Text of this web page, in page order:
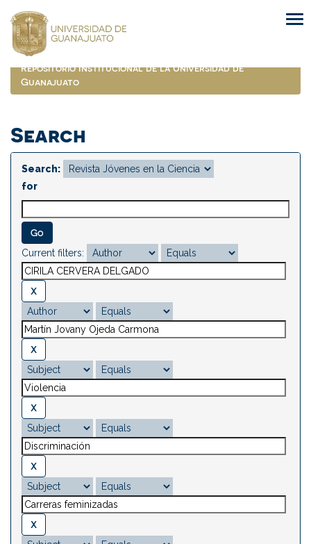
navigation
Repositorio Institucional de la Universidad de
Guanajuato
Search
Search:
for
Current filters: